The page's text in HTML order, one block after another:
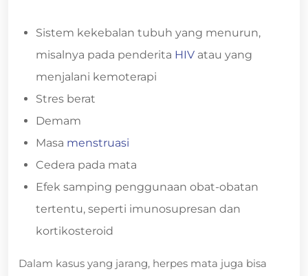
Sistem kekebalan tubuh yang menurun,
misalnya pada penderita HIV atau yang
menjalani kemoterapi
Stres berat
Demam
Masa menstruasi
Cedera pada mata
Efek samping penggunaan obat-obatan
tertentu, seperti imunosupresan dan
kortikosteroid
Dalam kasus yang jarang, herpes mata juga bisa